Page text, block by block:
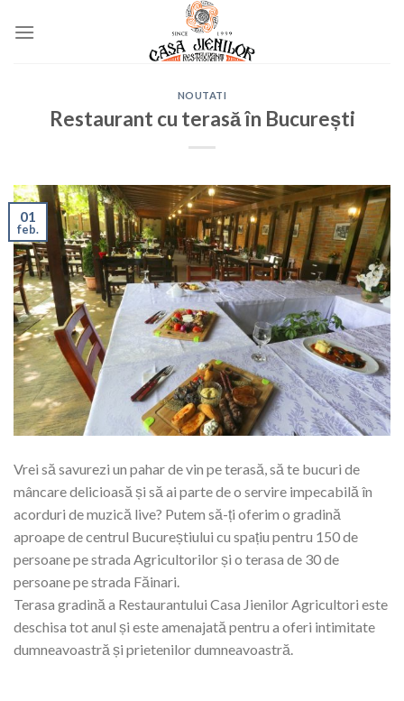
NOUTATI
Restaurant cu terasă în București
01
feb.
Vrei să savurezi un pahar de vin pe terasă, să te bucuri de
mâncare delicioasă și să ai parte de o servire impecabilă în
acorduri de muzică live? Putem să-ți oferim o gradină
aproape de centrul Bucureștiului cu spațiu pentru 150 de
persoane pe strada Agricultorilor și o terasa de 30 de
persoane pe strada Făinari.
Terasa gradină a Restaurantului Casa Jienilor Agricultori este
deschisa tot anul și este amenajată pentru a oferi intimitate
dumneavoastră și prietenilor dumneavoastră.